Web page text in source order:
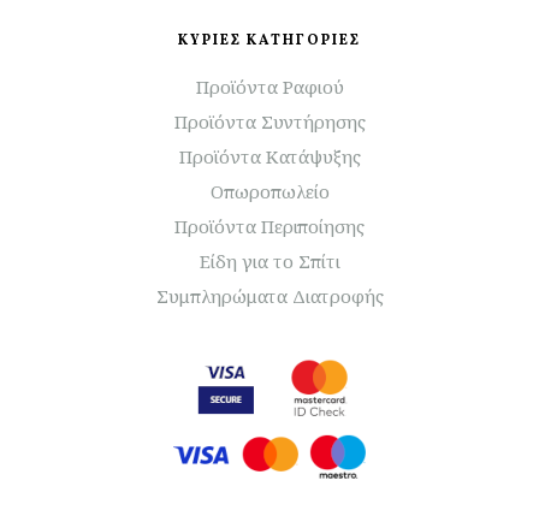
ΚΥΡΙΕΣ ΚΑΤΗΓΟΡΙΕΣ
Προϊόντα Ραφιού
Προϊόντα Συντήρησης
Προϊόντα Κατάψυξης
Οπωροπωλείο
Προϊόντα Περιποίησης
Είδη για το Σπίτι
Συμπληρώματα Διατροφής